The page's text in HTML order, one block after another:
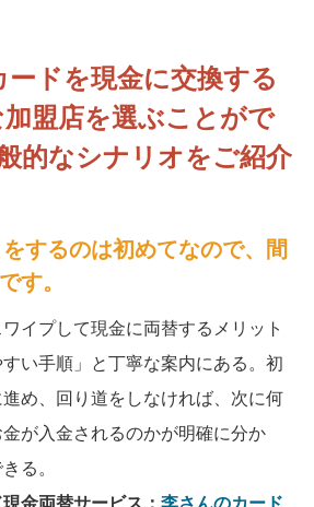
ドを現金に交換する
盟店を選ぶことがで
的なシナリオをご紹介
するのは初めてなので、間
す。
イプして現金に両替するメリット
い手順」と丁寧な案内にある。初
め、回り道をしなければ、次に何
が入金されるのかが明確に分か
る。
金両替サービス： 李さんのカード